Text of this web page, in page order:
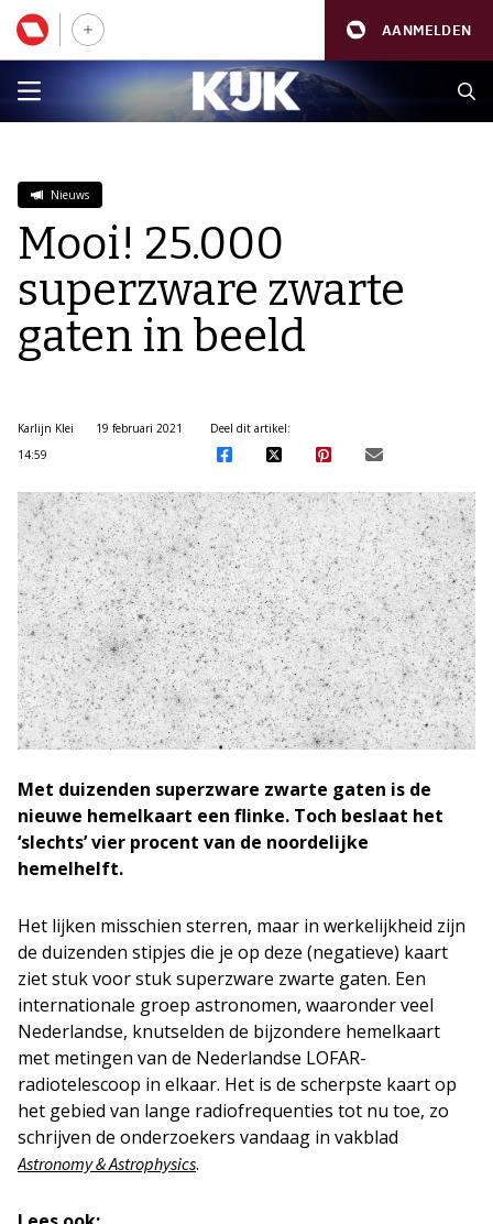
AANMELDEN
Nieuws
Mooi! 25.000
superzware zwarte
gaten in beeld
Karlijn Klei
19 februari 2021
14:59
Deel dit artikel:
Met duizenden superzware zwarte gaten is de
nieuwe hemelkaart een flinke. Toch beslaat het
‘slechts’ vier procent van de noordelijke
hemelhelft.
Het lijken misschien sterren, maar in werkelijkheid zijn
de duizenden stipjes die je op deze (negatieve) kaart
ziet stuk voor stuk superzware zwarte gaten. Een
internationale groep astronomen, waaronder veel
Nederlandse, knutselden de bijzondere hemelkaart
met metingen van de Nederlandse LOFAR-
radiotelescoop in elkaar. Het is de scherpste kaart op
het gebied van lange radiofrequenties tot nu toe, zo
schrijven de onderzoekers vandaag in vakblad
Astronomy & Astrophysics.